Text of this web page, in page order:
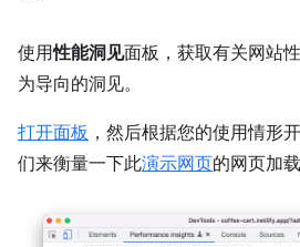
使用性能洞见面板，获取有关网站
为导向的洞见。
打开面板 ，然后根据您的使用情形
们来衡量一下此演示网页的网页加载